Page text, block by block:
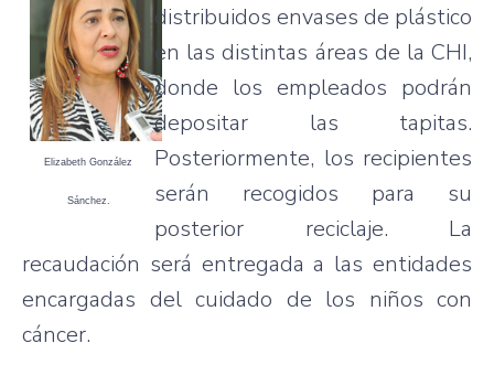
Elizabeth González
Sánchez.
distribuidos envases de plástico
en las distintas áreas de la CHI,
donde los empleados podrán
depositar las tapitas.
Posteriormente, los recipientes
serán recogidos para su
posterior reciclaje. La
recaudación será entregada a las entidades
encargadas del cuidado de los niños con
cáncer.